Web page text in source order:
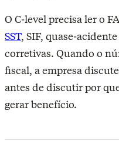
O C-level precisa ler o
SST, SIF, quase-
corretivas. Quando o
fiscal, a empresa
antes de discutir por
gerar benefício.